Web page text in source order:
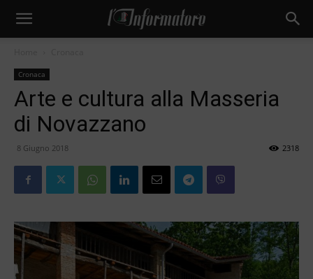
Cronaca
Arte e cultura alla Masseria
di Novazzano
8 Giugno 2018 2318